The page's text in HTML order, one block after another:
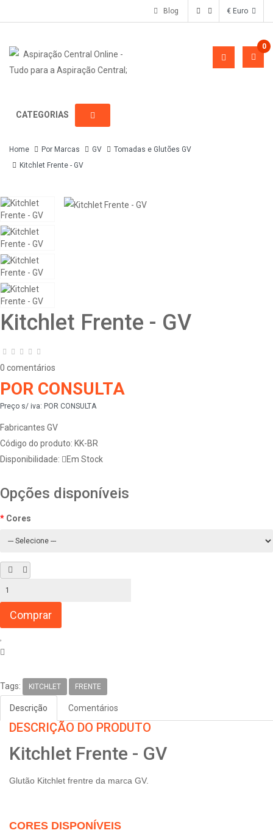
Blog
0
CATEGORIAS
Home Por Marcas GV
Tomadas e Glutões GV
Kitchlet Frente - GV
Kitchlet Frente - GV
0 comentários
POR CONSULTA
Preço s/ iva: POR CONSULTA
Fabricantes GV
Código do produto: KK-BR
Disponibilidade:
Em Stock
Opções disponíveis
Cores
Tags: KITCHLET FRENTE
Descrição Comentários
DESCRIÇÃO DO PRODUTO
Kitchlet Frente - GV
Glutão Kitchlet frentre da marca GV.
CORES DISPONÍVEIS